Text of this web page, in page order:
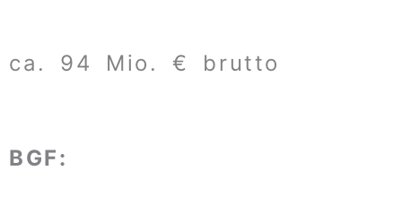
ca. 94 Mio. € brutto
BGF: